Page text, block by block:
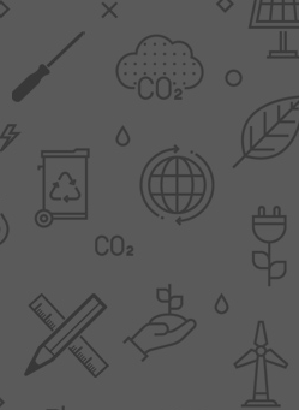
METEN &
Slimme Meterkast
Zonnewarmte
CV water
Thermostaten